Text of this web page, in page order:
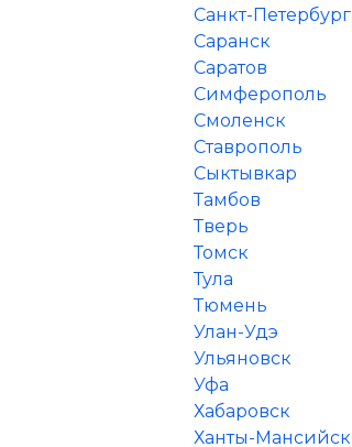
Санкт-Петербург
Саранск
Саратов
Симферополь
Смоленск
Ставрополь
Сыктывкар
Тамбов
Тверь
Томск
Тула
Тюмень
Улан-Удэ
Ульяновск
Уфа
Хабаровск
Ханты-Мансийск